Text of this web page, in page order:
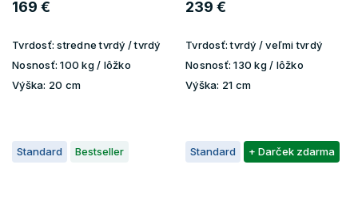
169 €
Tvrdosť: stredne tvrdý / tvrdý
Nosnosť: 100 kg / lôžko
Výška: 20 cm
239 €
Tvrdosť:tvrdý / veľmi tvrdý
Nosnosť: 130 kg / lôžko
Výška: 21 cm
Standard Bestseller Standard + Darček zdarma